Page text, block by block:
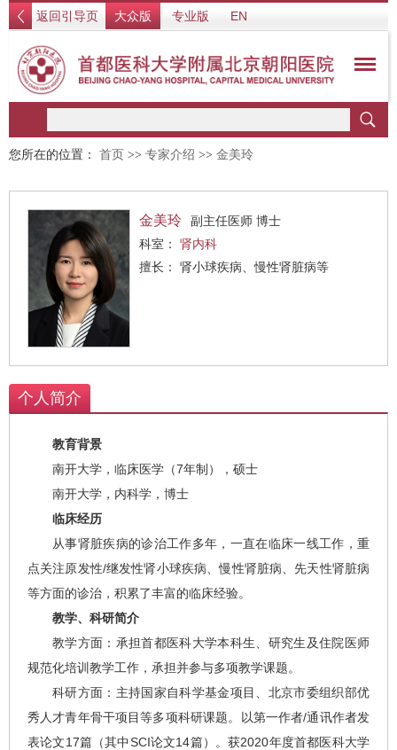
返回引导页 大众版 专业版 EN
您所在的位置： 首页 >> 专家介绍 >> 金美玲
金美玲
副主任医师 博士
科室： 肾内科
擅长： 肾小球疾病、慢性肾脏病等
个人简介
教育背景
南开大学，临床医学（7年制），硕士
南开大学，内科学，博士
临床经历
从事肾脏疾病的诊治工作多年，一直在临床一线工作，重
点关注原发性/继发性肾小球疾病、慢性肾脏病、先天性肾脏病
等方面的诊治，积累了丰富的临床经验。
教学、科研简介
教学方面：承担首都医科大学本科生、研究生及住院医师
规范化培训教学工作，承担并参与多项教学课题。
科研方面：主持国家自科学基金项目、北京市委组织部优
秀人才青年骨干项目等多项科研课题。以第一作者/通讯作者发
表论文17篇（其中SCI论文14篇）。获2020年度首都医科大学